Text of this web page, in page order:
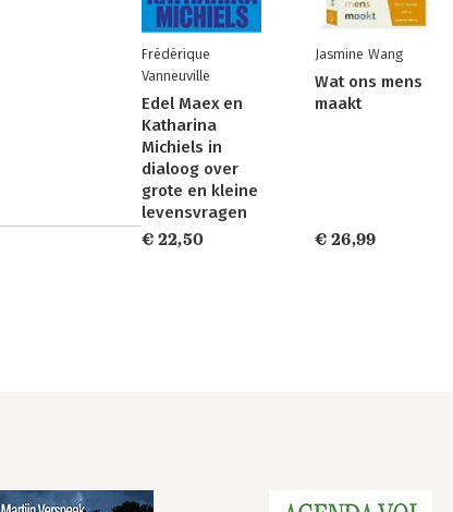
Frédérique
Vanneuville
Edel Maex en
Katharina
Michiels in
dialoog over
grote en kleine
levensvragen
€ 22,50
Jasmine Wang
Wat ons mens
maakt
€ 26,99